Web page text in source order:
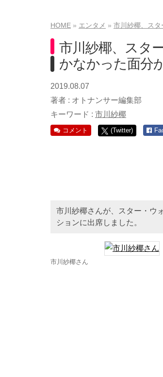
HOME エンタメ 市川紗椰、スタ
市川紗椰、スタ
かなかった面分
2019.08.07
著者 : オトナンサー編集部
キーワード : 市川紗椰
コメント (Twitter)
市川紗椰さんが、スター・ウ
ションに出席しました。
市川紗椰さん